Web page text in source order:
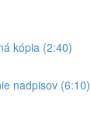
kópia (2:40)
nadpisov (6:10)